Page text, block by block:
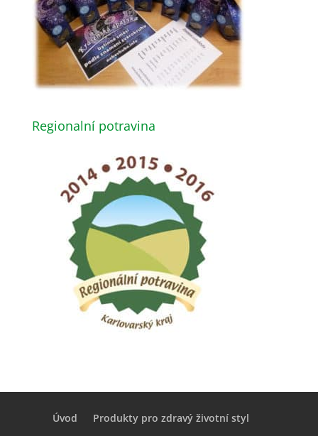
Regionalní potravina
Úvod Produkty pro zdravý životní styl